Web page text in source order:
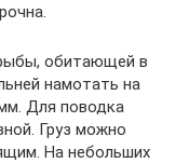
обитающей в
намотать на
Для поводка
Груз можно
На небольших